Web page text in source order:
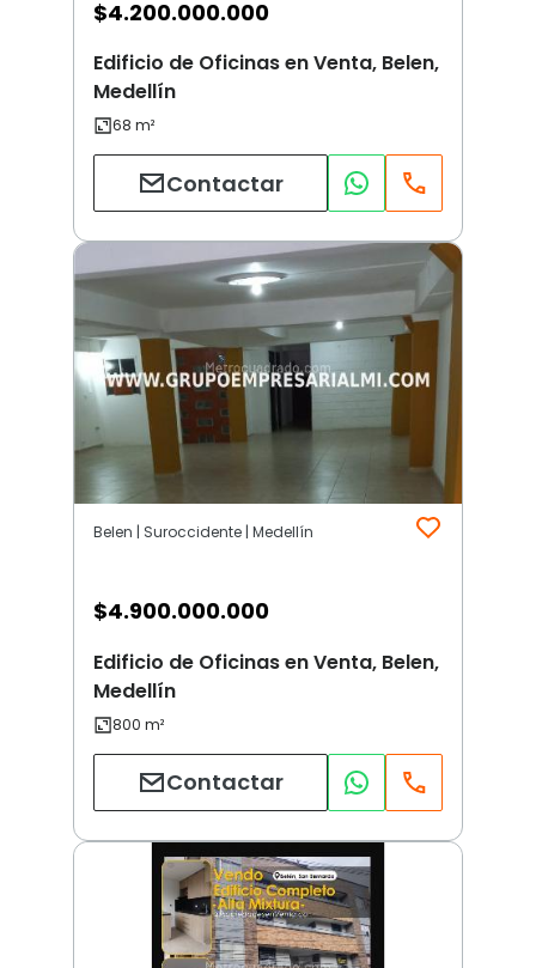
$4.200.000.000
Edificio de Oficinas en Venta, Belen,
Medellín
Contactar
Belen | Suroccidente | Medellín
$4.900.000.000
Edificio de Oficinas en Venta, Belen,
Medellín
Contactar